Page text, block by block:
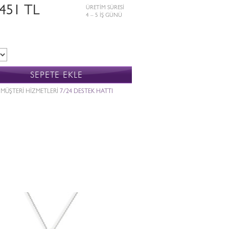
TL
ÜRETİM SÜRESİ
4 – 5 İŞ GÜNÜ
SEPETE EKLE
MÜŞTERİ HİZMETLERİ 7/24 DESTEK HATTI